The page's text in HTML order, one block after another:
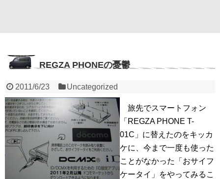
REGZA PHONEの憂鬱
2011/6/23 Uncategorized
旅先でスマートフォン
「REGZA PHONE T-
01C」に替えたのをキッカ
ケに、今まで一度も使った
ことがなかった「おサイフ
ケータイ」をやってみるこ